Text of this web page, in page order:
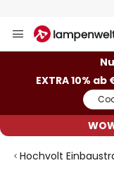
Inhalt
EXTRA 10% ab
Hochvolt